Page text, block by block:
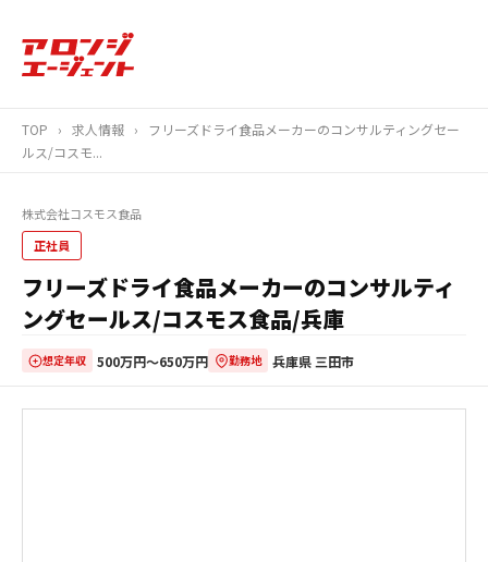
TOP › 求人情報 ›
フリーズドライ食品メーカーのコンサルティングセー
ルス/コスモ...
株式会社コスモス食品
正社員
フリーズドライ食品メーカーのコンサルティ
ングセールス/コスモス食品/兵庫
想定年収 500万円〜650万円 勤務地 兵庫県 三田市